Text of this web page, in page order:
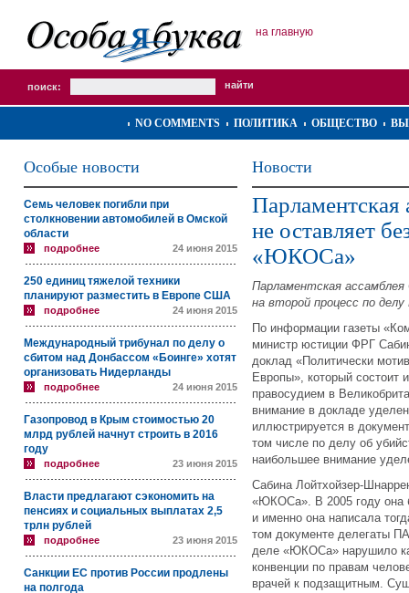
на главную
поиск:
NO COMMENTS ПОЛИТИКА ОБЩЕСТВО
Особые новости
Семь человек погибли при
столкновении автомобилей в Омской
области
подробнее 24 июня 2015
250 единиц тяжелой техники
планируют разместить в Европе США
подробнее 24 июня 2015
Международный трибунал по делу о
сбитом над Донбассом «Боинге» хотят
организовать Нидерланды
подробнее 24 июня 2015
Газопровод в Крым стоимостью 20
млрд рублей начнут строить в 2016
году
подробнее 23 июня 2015
Власти предлагают сэкономить на
пенсиях и социальных выплатах 2,5
трлн рублей
подробнее 23 июня 2015
Санкции ЕС против России продлены
на полгода
Новости
Парламентская
не оставляет
«ЮКОСа»
Парламентская
на второй процесс по
По информации газеты
министр юстиции ФРГ
доклад «Политически
Европы», который состоит
правосудием в
внимание в докладе
иллюстрируется в
том числе по делу об
наибольшее внимание
Сабина Лойтхойзер-
«ЮКОСа». В 2005 году она
и именно она написала
том документе делегаты
деле «ЮКОСа» нарушило
конвенции по правам
врачей к подзащитным.